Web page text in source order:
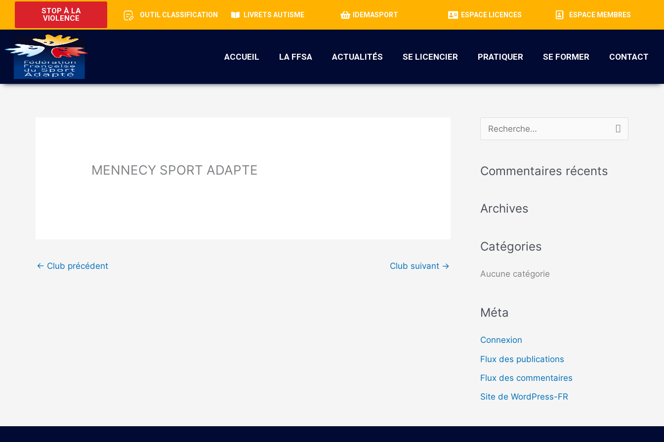
STOP À LA
VIOLENCE
OUTIL CLASSIFICATION LIVRETS AUTISME IDEMASPORT ESPACE LICENCES ESPACE MEMBRES
ACCUEIL LA FFSA ACTUALITÉS SE LICENCIER PRATIQUER SE FORMER CONTACT
MENNECY SPORT ADAPTE
← Club précédent Club suivant →
c
r
h
:
Commentaires récents
Archives
Catégories
Aucune catégorie
Méta
Connexion
Flux des publications
Flux des commentaires
Site de WordPress-FR